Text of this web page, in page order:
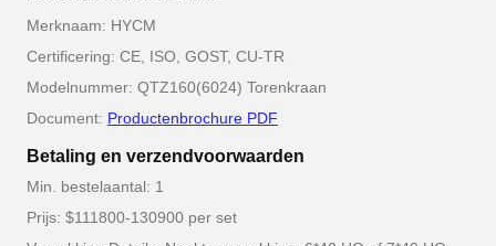
Merknaam: HYCM
Certificering: CE, ISO, GOST, CU-TR
Modelnummer: QTZ160(6024) Torenkraan
Document: Productenbrochure PDF
Betaling en verzendvoorwaarden
Min. bestelaantal: 1
Prijs: $111800-130900 per set